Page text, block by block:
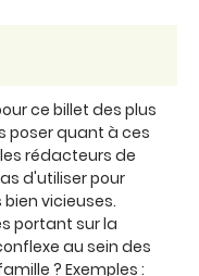
ce billet des plus
poser quant à ces
rédacteurs de
d'utiliser pour
vicieuses.
portant sur la
au sein des
? Exemples :